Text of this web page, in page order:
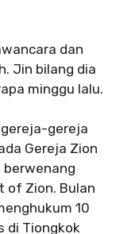
dan
Jin bilang dia
minggu lalu.
gereja
Gereja Zion
berwenang
of Zion. Bulan
10
di Tiongkok